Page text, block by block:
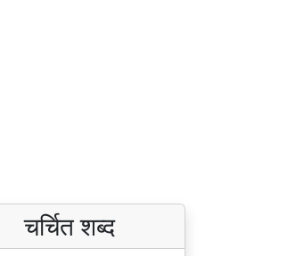
चर्चित शब्द